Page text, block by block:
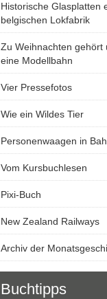
Historische Glasplatten
belgischen Lokfabrik
Zu Weihnachten gehört
eine Modellbahn
Vier Pressefotos
Wie ein Wildes Tier
Personenwaagen in
Vom Kursbuchlesen
Pixi-Buch
New Zealand Railways
Archiv der
Buchtipps